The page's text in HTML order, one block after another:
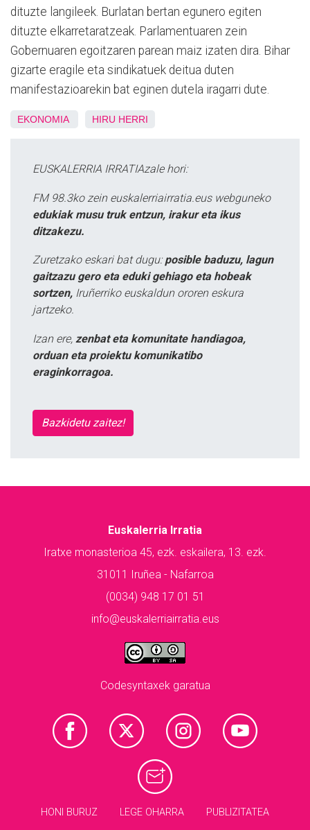
dituzte langileek. Burlatan bertan egunero egiten
dituzte elkarretaratzeak. Parlamentuaren zein
Gobernuaren egoitzaren parean maiz izaten dira. Bihar
gizarte eragile eta sindikatuek deitua duten
manifestazioarekin bat eginen dutela iragarri dute.
EKONOMIA HIRU HERRI
EUSKALERRIA IRRATIAzale hori:
FM 98.3ko zein euskalerriairratia.eus webguneko
edukiak musu truk entzun, irakur eta ikus
ditzakezu.
Zuretzako eskari bat dugu: posible baduzu, lagun
gaitzazu gero eta eduki gehiago eta hobeak
sortzen, Iruñerriko euskaldun ororen eskura
jartzeko.
Izan ere, zenbat eta komunitate handiagoa,
orduan eta proiektu komunikatibo
eraginkorragoa.
Bazkidetu zaitez!
Euskalerria Irratia
Iratxe monasterioa 45, ezk. eskailera, 13. ezk.
31011 Iruñea - Nafarroa
(0034) 948 17 01 51
info@euskalerriairratia.eus
Codesyntaxek garatua
HONI BURUZ LEGE OHARRA PUBLIZITATEA